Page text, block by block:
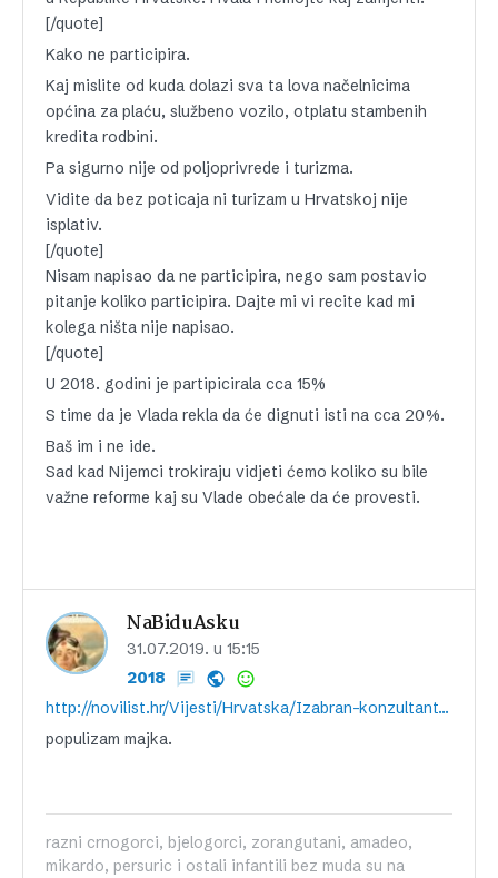
[/quote]
Kako ne participira.
Kaj mislite od kuda dolazi sva ta lova načelnicima
općina za plaću, službeno vozilo, otplatu stambenih
kredita rodbini.
Pa sigurno nije od poljoprivrede i turizma.
Vidite da bez poticaja ni turizam u Hrvatskoj nije
isplativ.
[/quote]
Nisam napisao da ne participira, nego sam postavio
pitanje koliko participira. Dajte mi vi recite kad mi
kolega ništa nije napisao.
[/quote]
U 2018. godini je partipicirala cca 15%
S time da je Vlada rekla da će dignuti isti na cca 20%.
Baš im i ne ide.
Sad kad Nijemci trokiraju vidjeti ćemo koliko su bile
važne reforme kaj su Vlade obećale da će provesti.
NaBiduAsku
31.07.2019. u 15:15
2018
http://novilist.hr/Vijesti/Hrvatska/Izabran-konzultant-za-otkup-Ine-od-Madara-Vladu-ce-savjetovati-englesko-francuska-investicijska-banka
populizam majka.
razni crnogorci, bjelogorci, zorangutani, amadeo,
mikardo, persuric i ostali infantili bez muda su na